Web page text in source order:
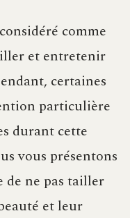
comme
et entretenir
certaines
particulière
durant cette
vous présentons
de ne pas tailler
et leur